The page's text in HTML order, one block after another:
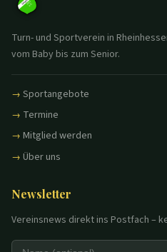
Turn- und Sportverein in
vom Baby bis zum Senior.
Sportangebote
Termine
Mitglied werden
Über uns
Newsletter
Vereinsnews direkt ins Postfach –